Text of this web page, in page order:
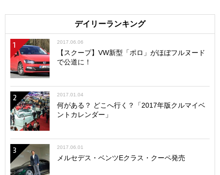
デイリーランキング
1 2017.06.06
【スクープ】VW新型「ポロ」がほぼフルヌード
で公道に！
2 2017.01.04
何がある？ どこへ行く？「2017年版クルマイベ
ントカレンダー」
3 2017.06.01
メルセデス・ベンツEクラス・クーペ発売